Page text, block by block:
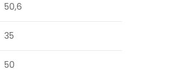
50,6
35
50